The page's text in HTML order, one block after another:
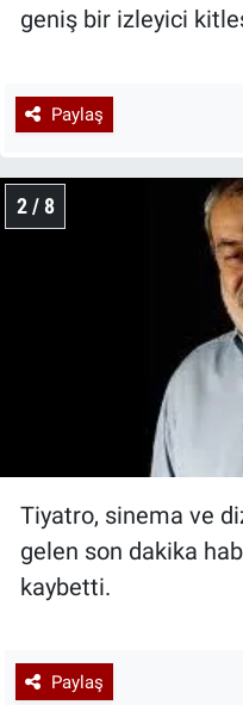
geniş bir izleyici
Paylaş
2 / 8
Tiyatro, sinema ve
gelen son dakika
kaybetti.
Paylaş